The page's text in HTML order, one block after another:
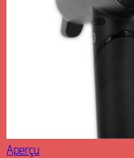
Aperçu